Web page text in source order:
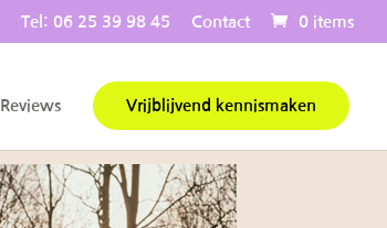
Tel: 06 25 39 98 45 Contact 0 items
Reviews Vrijblijvend kennismaken